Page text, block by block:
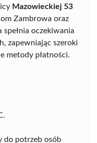
Mazowieckiej 53
Zambrowa oraz
oczekiwania
zapewniając szeroki
metody płatności.
do potrzeb osób